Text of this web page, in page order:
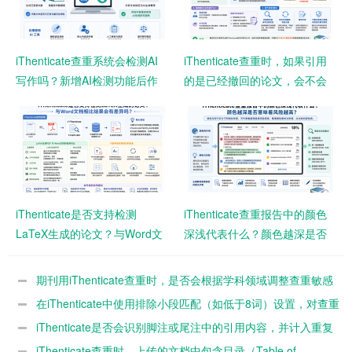
iThenticate查重系统会检测AI
写作吗？新增AI检测功能后作
iThenticate查重时，如果引用
的是已经撤回的论文，会不会
iThenticate是否支持检测
LaTeX生成的论文？与Word文
iThenticate查重报告中的颜色
深浅代表什么？颜色越深是否
期刊用iThenticate查重时，是否会根据学科领域调整查重敏感
度？在iThenticate中使用排除小段匹配（如低于8词）设置，对查重
结果影响有多大？
iThenticate是否会识别脚注或尾注中的引用内容，并计入重复